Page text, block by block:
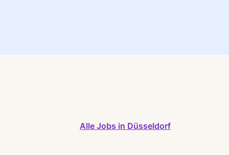
Alle Jobs in Düsseldorf